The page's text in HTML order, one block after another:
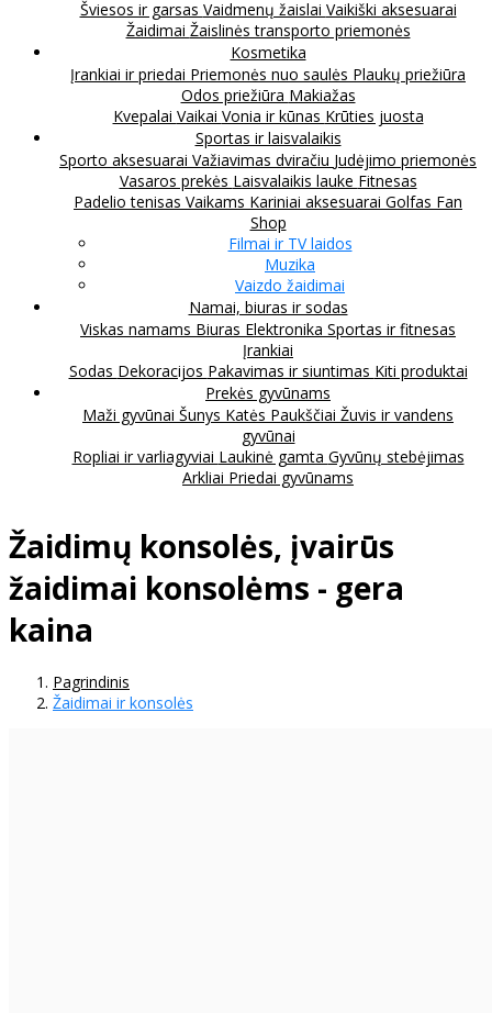
Šviesos ir garsas Vaidmenų žaislai Vaikiški aksesuarai
Žaidimai Žaislinės transporto priemonės
Kosmetika
Įrankiai ir priedai Priemonės nuo saulės Plaukų priežiūra
Odos priežiūra Makiažas
Kvepalai Vaikai Vonia ir kūnas Krūties juosta
Sportas ir laisvalaikis
Sporto aksesuarai Važiavimas dviračiu Judėjimo priemonės
Vasaros prekės Laisvalaikis lauke Fitnesas
Padelio tenisas Vaikams Kariniai aksesuarai Golfas Fan
Shop
Filmai ir TV laidos
Muzika
Vaizdo žaidimai
Namai, biuras ir sodas
Viskas namams Biuras Elektronika Sportas ir fitnesas
Įrankiai
Sodas Dekoracijos Pakavimas ir siuntimas Kiti produktai
Prekės gyvūnams
Maži gyvūnai Šunys Katės Paukščiai Žuvis ir vandens
gyvūnai
Ropliai ir varliagyviai Laukinė gamta Gyvūnų stebėjimas
Arkliai Priedai gyvūnams
Žaidimų konsolės, įvairūs
žaidimai konsolėms - gera
kaina
Pagrindinis
Žaidimai ir konsolės